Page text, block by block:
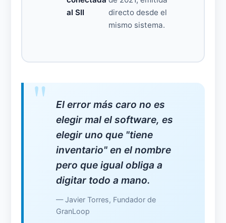
al SII
directo desde el
mismo sistema.
El error más caro no es
elegir mal el software, es
elegir uno que "tiene
inventario" en el nombre
pero que igual obliga a
digitar todo a mano.
— Javier Torres, Fundador de
GranLoop